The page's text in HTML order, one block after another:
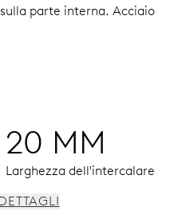
parte interna. Acciaio
20 MM
Larghezza dell'intercalare